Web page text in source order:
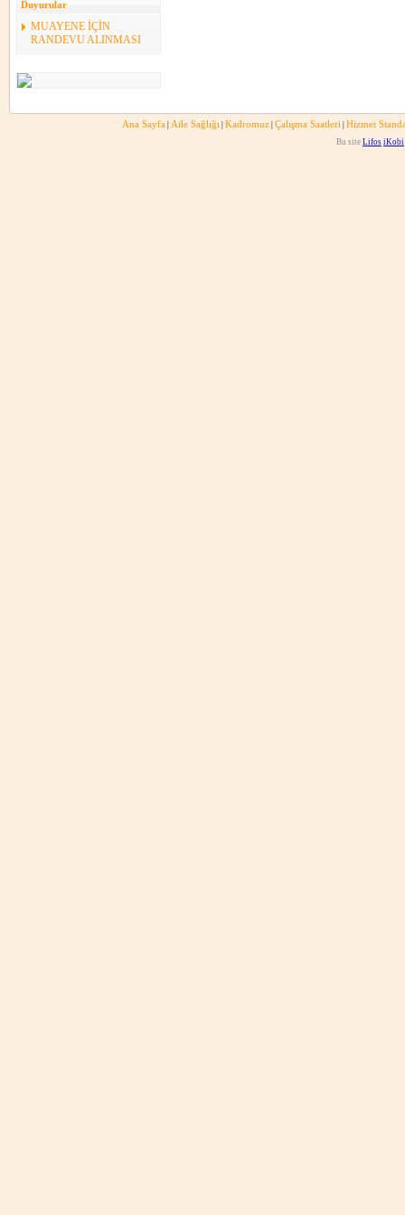
Duyurular
MUAYENE İÇİN
RANDEVU ALINMASI
Ana Sayfa| Aile Sağlığı| Kadromuz| Çalışma Saatleri| Hizmet
Bu site Lifos iKobi